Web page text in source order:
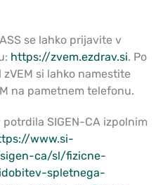
se lahko prijavite v
https://zvem.ezdrav.si. Po
si lahko namestite
na pametnem telefonu.
SIGEN-CA izpolnim
www.si-
ca/sl/fizicne-
spletnega-